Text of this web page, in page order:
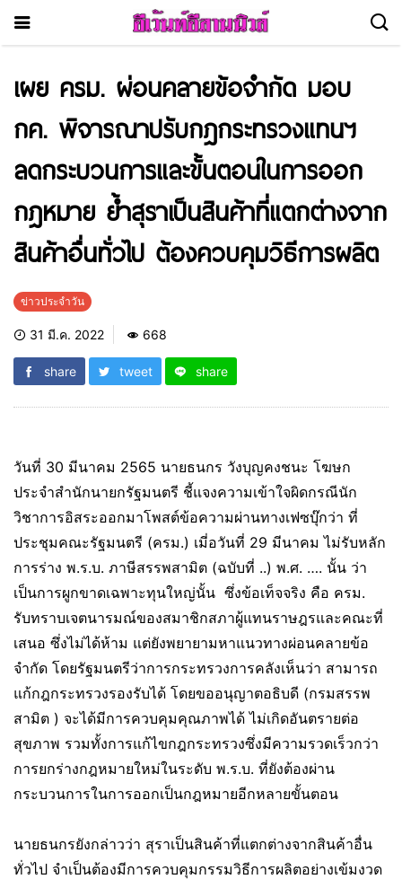
เผย ครม. ผ่อนคลายข้อจำกัด มอบ
กค. พิจารณาปรับกฎกระทรวงแทนฯ
ลดกระบวนการและขั้นตอนในการออก
กฎหมาย ย้ำสุราเป็นสินค้าที่แตกต่างจาก
สินค้าอื่นทั่วไป ต้องควบคุมวิธีการผลิต
ข่าวประจำวัน
31 มี.ค. 2022 668
share tweet share
วันที่ 30 มีนาคม 2565 นายธนกร วังบุญคงชนะ โฆษก
ประจำสำนักนายกรัฐมนตรี ชี้แจงความเข้าใจผิดกรณีนัก
วิชาการอิสระออกมาโพสต์ข้อความผ่านทางเฟซบุ๊กว่า ที่
ประชุมคณะรัฐมนตรี (ครม.) เมี่อวันที่ 29 มีนาคม ไม่รับหลัก
การร่าง พ.ร.บ. ภาษีสรรพสามิต (ฉบับที่ ..) พ.ศ. …. นั้น ว่า
เป็นการผูกขาดเฉพาะทุนใหญ่นั้น ซึ่งข้อเท็จจริง คือ ครม.
รับทราบเจตนารมณ์ของสมาชิกสภาผู้แทนราษฎรและคณะที่
เสนอ ซึ่งไม่ได้ห้าม แต่ยังพยายามหาแนวทางผ่อนคลายข้อ
จำกัด โดยรัฐมนตรีว่าการกระทรวงการคลังเห็นว่า สามารถ
แก้กฎกระทรวงรองรับได้ โดยขออนุญาตอธิบดี (กรมสรรพ
สามิต ) จะได้มีการควบคุมคุณภาพได้ ไม่เกิดอันตรายต่อ
สุขภาพ รวมทั้งการแก้ไขกฎกระทรวงซึ่งมีความรวดเร็วกว่า
การยกร่างกฎหมายใหม่ในระดับ พ.ร.บ. ที่ยังต้องผ่าน
กระบวนการในการออกเป็นกฎหมายอีกหลายขั้นตอน
นายธนกรยังกล่าวว่า สุราเป็นสินค้าที่แตกต่างจากสินค้าอื่น
ทั่วไป จำเป็นต้องมีการควบคุมกรรมวิธีการผลิตอย่างเข้มงวด